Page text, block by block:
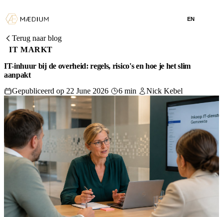
EN
Terug naar blog
IT MARKT
IT-inhuur bij de overheid: regels, risico's en hoe je het slim
aanpakt
Gepubliceerd op 22 June 2026
6 min Nick Kebel